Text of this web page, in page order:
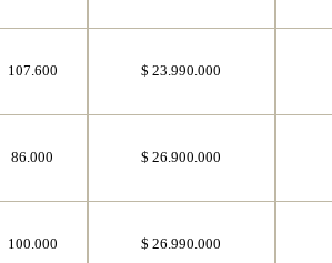
107.600 $ 23.990.000
86.000 $ 26.900.000
100.000 $ 26.990.000